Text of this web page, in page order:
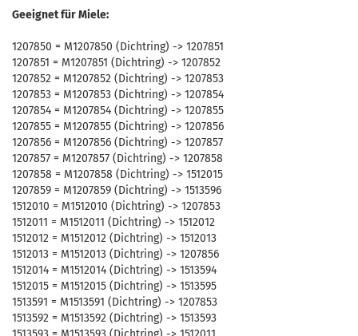
Geeignet für Miele:
1207850 = M1207850 (Dichtring) -> 1207851
1207851 = M1207851 (Dichtring) -> 1207852
1207852 = M1207852 (Dichtring) -> 1207853
1207853 = M1207853 (Dichtring) -> 1207854
1207854 = M1207854 (Dichtring) -> 1207855
1207855 = M1207855 (Dichtring) -> 1207856
1207856 = M1207856 (Dichtring) -> 1207857
1207857 = M1207857 (Dichtring) -> 1207858
1207858 = M1207858 (Dichtring) -> 1512015
1207859 = M1207859 (Dichtring) -> 1513596
1512010 = M1512010 (Dichtring) -> 1207853
1512011 = M1512011 (Dichtring) -> 1512012
1512012 = M1512012 (Dichtring) -> 1512013
1512013 = M1512013 (Dichtring) -> 1207856
1512014 = M1512014 (Dichtring) -> 1513594
1512015 = M1512015 (Dichtring) -> 1513595
1513591 = M1513591 (Dichtring) -> 1207853
1513592 = M1513592 (Dichtring) -> 1513593